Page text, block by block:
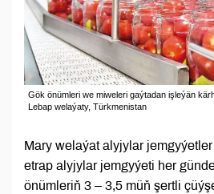
Gök önümleri we miweleri gaýtadan işleýän
Lebap welaýaty, Türkmenistan
Mary welaýat alyjylar
etrap alyjylar jemgyýeti her
önümleriň 3 – 3,5 müň şertli